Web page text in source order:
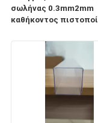
σωλήνας 0.3mm2mm
καθήκοντος